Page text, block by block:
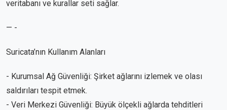
veritabanı ve kurallar seti sağlar.
— -
Suricata’nın Kullanım Alanları
- Kurumsal Ağ Güvenliği: Şirket ağlarını izlemek ve olası
saldırıları tespit etmek.
- Veri Merkezi Güvenliği: Büyük ölçekli ağlarda tehditleri